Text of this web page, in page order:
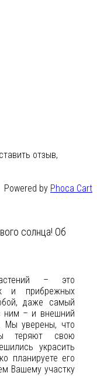
отзыв,
Powered by Phoca Cart
солнца! Об
– это
и прибрежных
даже самый
ним – и внешний
Мы уверены, что
теряют свою
украсить
планируете его
Вашему участку